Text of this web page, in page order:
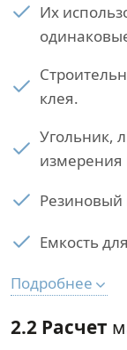
Их
клея.
Угольник,
измерения
Резиновый
Емкость
Подробнее
2.2 Расчет